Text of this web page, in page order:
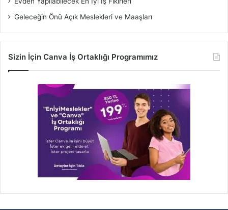
Geleceğin Önü Açık Meslekleri ve Maaşları
Sizin İçin Canva İş Ortaklığı Programımız